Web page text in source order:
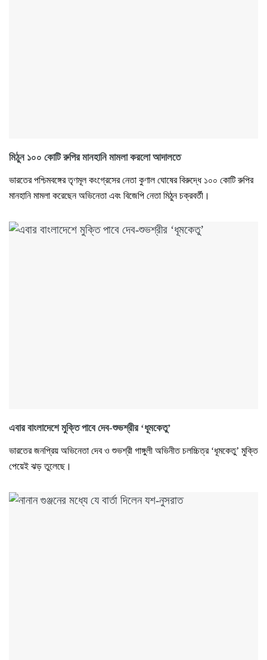
মিঠুন ১০০ কোটি রুপির মানহানি মামলা করলো আদালতে
ভারতের পশ্চিমবঙ্গের তৃণমূল কংগ্রেসের নেতা কুণাল ঘোষের বিরুদ্ধে ১০০ কোটি রুপির
মানহানি মামলা করেছেন অভিনেতা এবং বিজেপি নেতা মিঠুন চক্রবর্তী।
এবার বাংলাদেশে মুক্তি পাবে দেব-শুভশ্রীর ‘ধূমকেতু’
ভারতের জনপ্রিয় অভিনেতা দেব ও শুভশ্রী গাঙ্গুলী অভিনীত চলচ্চিত্র ‘ধূমকেতু’ মুক্তি
পেয়েই ঝড় তুলেছে।